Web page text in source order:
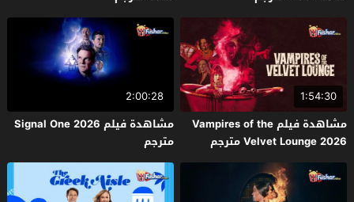
1:54:30
مشاهدة فيلم Vampires of the
Velvet Lounge 2026 مترجم
2:00:28
مشاهدة فيلم Signal One 2026
مترجم